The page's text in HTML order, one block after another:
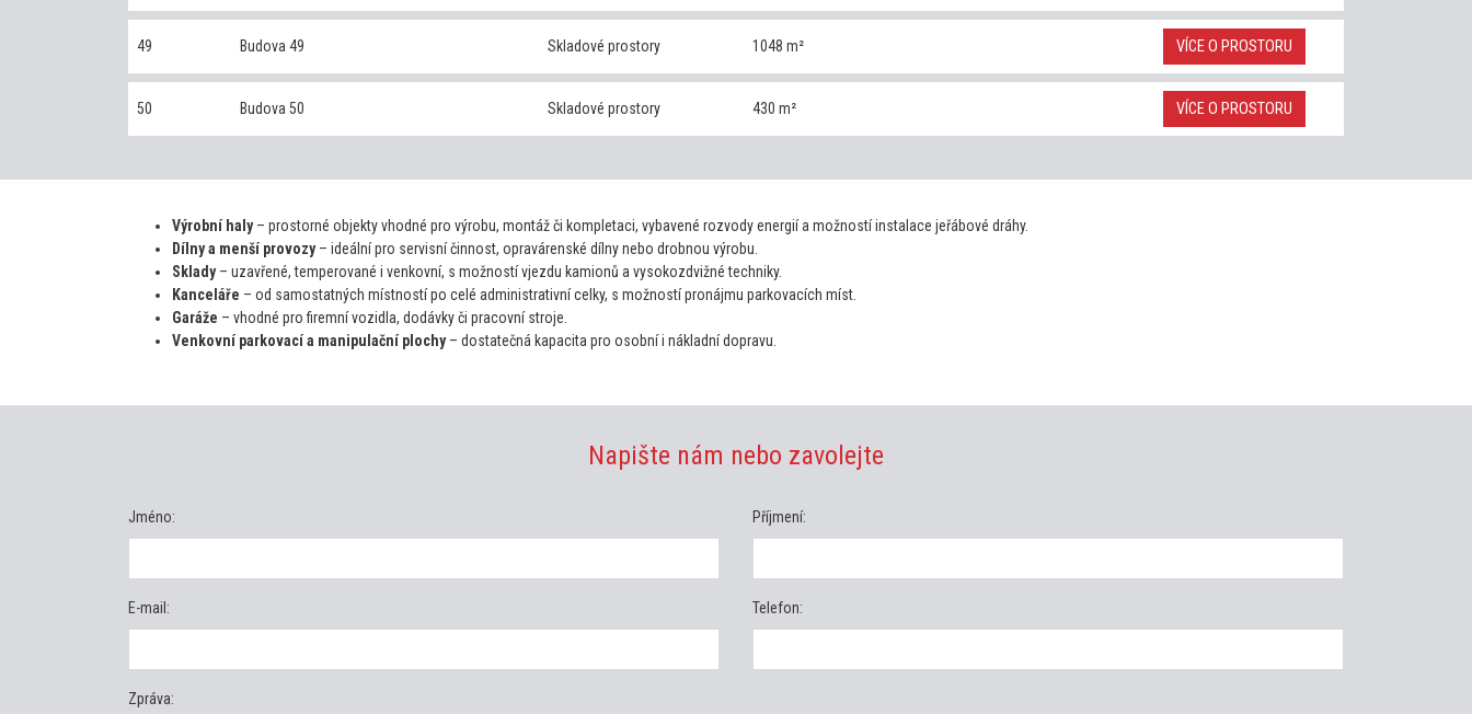
49 Budova 49 Skladové prostory 1048 m² VÍCE O PROSTORU
50 Budova 50 Skladové prostory 430 m² VÍCE O PROSTORU
Výrobní haly– prostorné objekty vhodné pro výrobu, montáž či kompletaci, vybavené rozvody energií a možností instalace jeřábové dráhy.
Dílny a menší provozy– ideální pro servisní činnost, opravárenské dílny nebo drobnou výrobu.
Sklady– uzavřené, temperované i venkovní, s možností vjezdu kamionů a vysokozdvižné techniky.
Kanceláře – od samostatných místností po celé administrativní celky, s možností pronájmu parkovacích míst.
Garáže – vhodné pro firemní vozidla, dodávky či pracovní stroje.
Venkovní parkovací a manipulační plochy– dostatečná kapacita pro osobní i nákladní dopravu.
Napište nám nebo zavolejte
Jméno: Příjmení:
E-mail: Telefon:
Zpráva: